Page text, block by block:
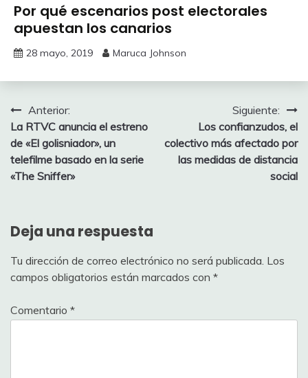
Por qué escenarios post electorales
apuestan los canarios
28 mayo, 2019 Maruca Johnson
Navegación
de
entradas
Anterior:
La RTVC anuncia el estreno
de «El golisniador», un
telefilme basado en la serie
«The Sniffer»
Siguiente:
Los confianzudos, el
colectivo más afectado por
las medidas de distancia
social
Deja una respuesta
Tu dirección de correo electrónico no será publicada. Los
campos obligatorios están marcados con *
Comentario *